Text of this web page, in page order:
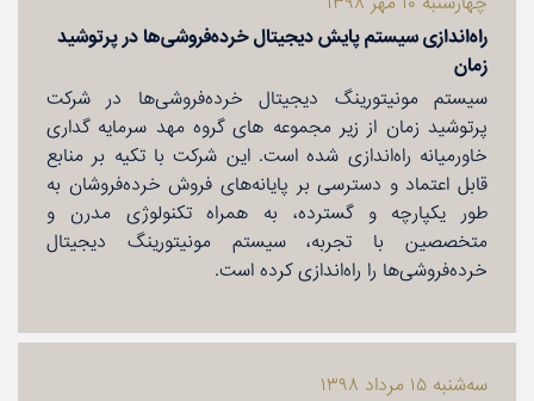
راه‌اندازی سیستم پایش دیجیتال خرده‌فروشی‌ها در پرتوشید
زمان
سیستم مونیتورینگ دیجیتال خرده‌فروشی‌ها در شركت
پرتوشید زمان از زیر مجموعه های گروه مهد سرمایه گداری
خاورمیانه راه‌اندازی شده است. این شركت با تكیه بر منابع
قابل اعتماد و دسترسی بر پایانه‌های فروش خرده‌فروشان به
طور یكپارچه و گسترده، به همراه تكنولوژی مدرن و
متخصصین با تجربه، سیستم مونیتورینگ دیجیتال
خرده‌فروشی‌ها را راه‌اندازی كرده است.
سه‌شنبه ۱۵ مرداد ۱۳۹۸